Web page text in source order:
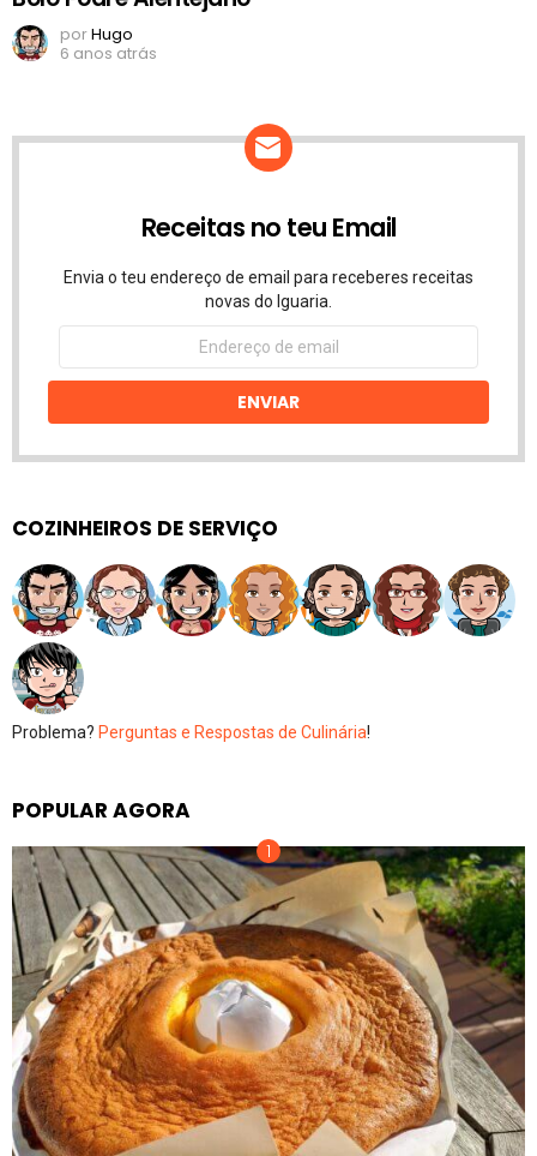
porHugo
6 anos atrás
Receitas no teu Email
Envia o teu endereço de email para receberes receitas
novas do Iguaria.
Endereço
email
ENVIAR
COZINHEIROS DE SERVIÇO
Problema? Perguntas e Respostas de Culinária!
POPULAR AGORA